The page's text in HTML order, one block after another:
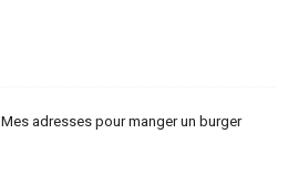
Mes adresses pour manger un burger